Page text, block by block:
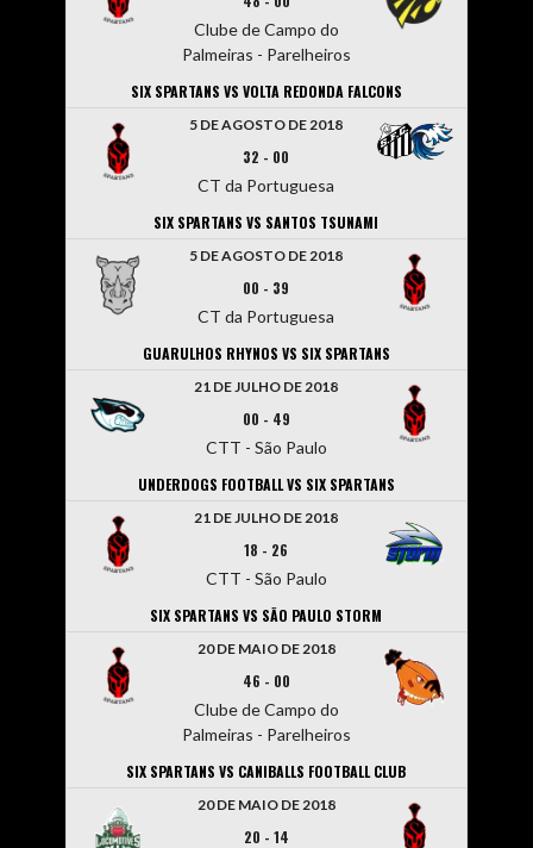
Clube de Campo do
Palmeiras - Parelheiros
SIX SPARTANS VS VOLTA REDONDA FALCONS
5 DE AGOSTO DE 2018
32 - 00
CT da Portuguesa
SIX SPARTANS VS SANTOS TSUNAMI
5 DE AGOSTO DE 2018
00 - 39
CT da Portuguesa
GUARULHOS RHYNOS VS SIX SPARTANS
21 DE JULHO DE 2018
00 - 49
CTT - São Paulo
UNDERDOGS FOOTBALL VS SIX SPARTANS
21 DE JULHO DE 2018
18 - 26
CTT - São Paulo
SIX SPARTANS VS SÃO PAULO STORM
20 DE MAIO DE 2018
46 - 00
Clube de Campo do
Palmeiras - Parelheiros
SIX SPARTANS VS CANIBALLS FOOTBALL CLUB
20 DE MAIO DE 2018
20 - 14